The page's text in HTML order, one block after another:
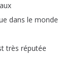
dans le monde
très réputée